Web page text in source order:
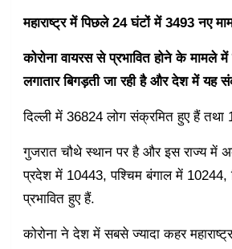
महाराष्ट्र में पिछले 24 घंटों में 3493 नए
कोरोना वायरस से प्रभावित होने के मामले
लगातार बिगड़ती जा रही है और देश में यह
दिल्ली में 36824 लोग संक्रमित हुए हैं तथा
गुजरात चौथे स्थान पर है और इस राज्य में
प्रदेश में 10443, पश्चिम बंगाल में
प्रभावित हुए हैं.
कोरोना ने देश में सबसे ज्यादा कहर